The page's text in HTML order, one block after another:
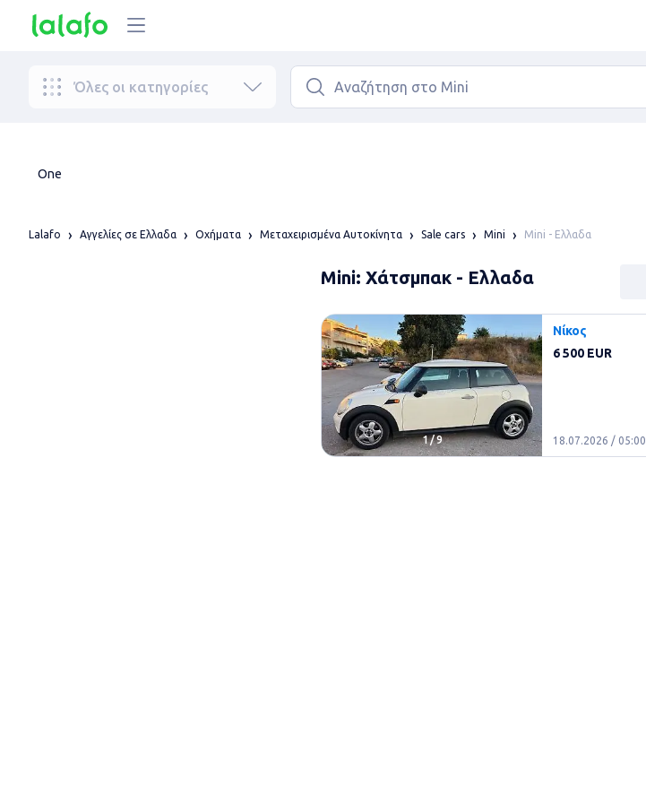
Όλες οι κατηγορίες
One
Lalafo Αγγελίες σε Ελλαδα Οχήματα Μεταχειρισμένα Αυτοκίνητα Sale cars Mini Mini - Ελλαδα
Mini: Χάτσμπακ - Ελλαδα
1/9
Νίκος
6 500 EUR
18.07.2026 / 05:00